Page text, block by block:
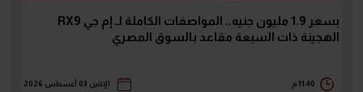
بسعر 1.9 مليون جنيه.. المواصفات الكاملة لـ إم جي RX9
الهجينة ذات السبعة مقاعد بالسوق المصري
11:40 م الإثنين 03 أغسطس 2026